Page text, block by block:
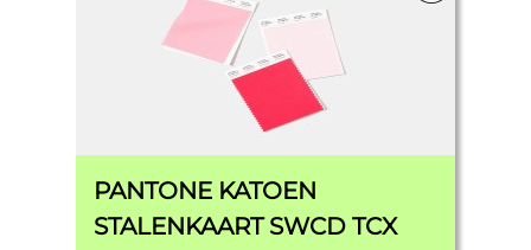
PANTONE KATOEN
STALENKAART SWCD TCX